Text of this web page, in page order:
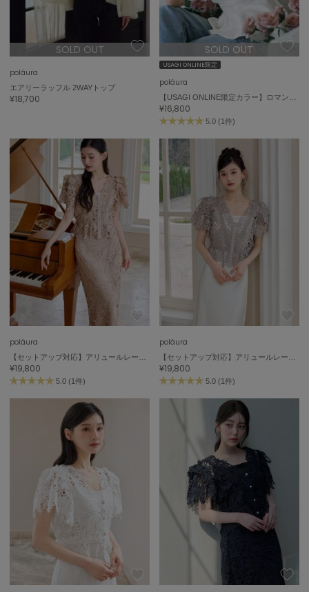
SOLD OUT
poláura
エアリーラッフル 2WAYトップ
¥18,700
SOLD OUT
USAGI ONLINE限定
poláura
¥16,800
5.0 (1件)
poláura
¥19,800
5.0 (1件)
poláura
¥19,800
5.0 (1件)